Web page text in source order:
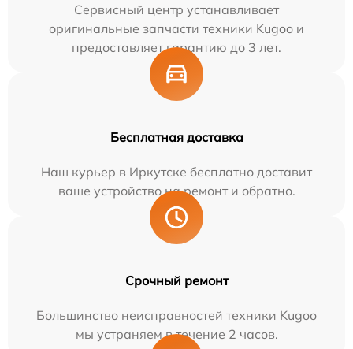
Сервисный центр устанавливает
оригинальные запчасти техники Kugoo и
предоставляет гарантию до 3 лет.
Бесплатная доставка
Наш курьер в Иркутске бесплатно доставит
ваше устройство на ремонт и обратно.
Срочный ремонт
Большинство неисправностей техники Kugoo
мы устраняем в течение 2 часов.